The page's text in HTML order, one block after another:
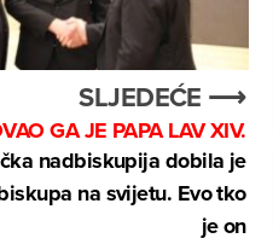
SLJEDEĆE ⟶
GA JE PAPA LAV XIV.
nadbiskupija dobila je
na svijetu. Evo tko
je on